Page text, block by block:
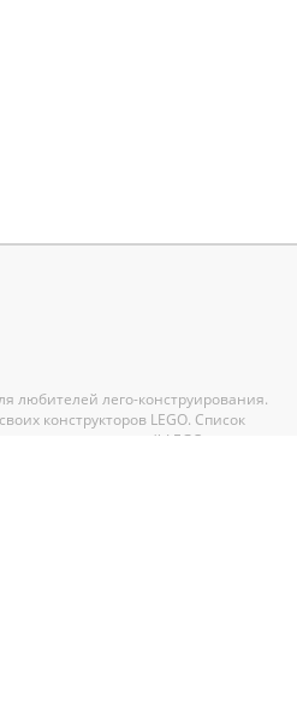
любителей лего-конструирования.
конструкторов LEGO. Список
всех своих деталей LEGO.